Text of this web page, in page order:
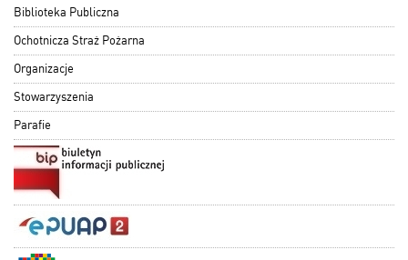
Biblioteka Publiczna
Ochotnicza Straż Pożarna
Organizacje
Stowarzyszenia
Parafie